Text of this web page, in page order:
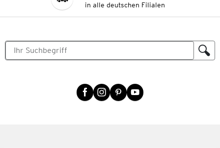
in alle deutschen Filialen